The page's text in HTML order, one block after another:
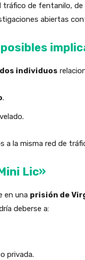
de fentanilo,
abiertas
individuos
.
a la misma red de
Lic»
en una prisión de
deberse a:
privada.